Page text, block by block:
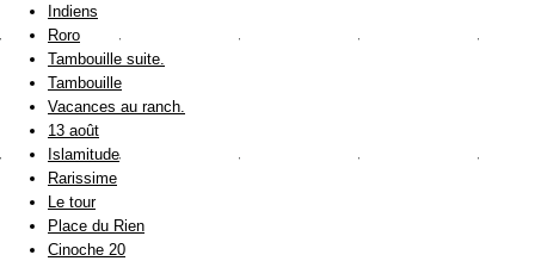
Indiens
Roro
Tambouille suite.
Tambouille
Vacances au ranch.
13 août
Islamitude
Rarissime
Le tour
Place du Rien
Cinoche 20